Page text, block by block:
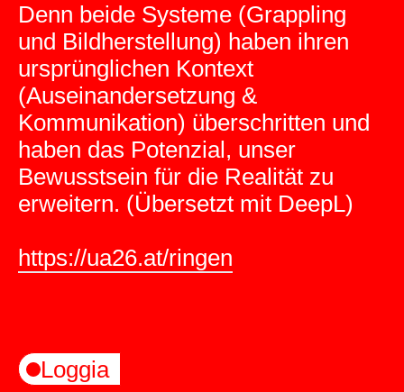
Denn beide Systeme (Grappling
und Bildherstellung) haben ihren
ursprünglichen Kontext
(Auseinandersetzung &
Kommunikation) überschritten und
haben das Potenzial, unser
Bewusstsein für die Realität zu
erweitern. (Übersetzt mit DeepL)
https://ua26.at/ringen
Loggia